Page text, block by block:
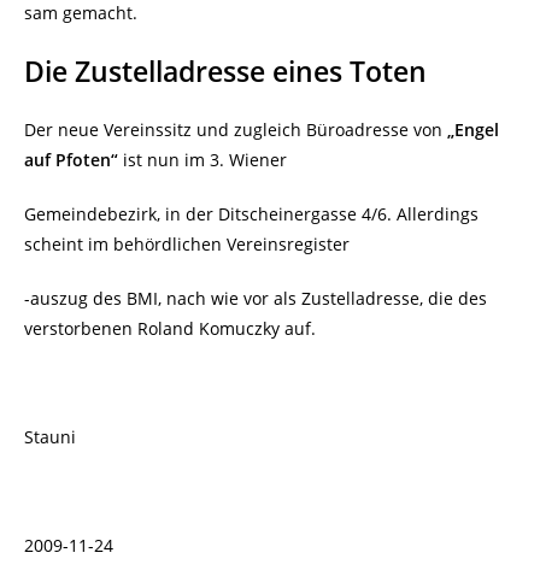
sam gemacht.
Die Zustelladresse eines Toten
Der neue Vereinssitz und zugleich Büroadresse von „Engel
auf Pfoten“ ist nun im 3. Wiener
Gemeindebezirk, in der Ditscheinergasse 4/6. Allerdings
scheint im behördlichen Vereinsregister
-auszug des BMI, nach wie vor als Zustelladresse, die des
verstorbenen Roland Komuczky auf.
Stauni
2009-11-24